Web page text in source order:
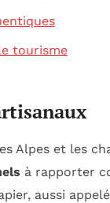
tourisme
Alpes et les
à rapporter
aussi